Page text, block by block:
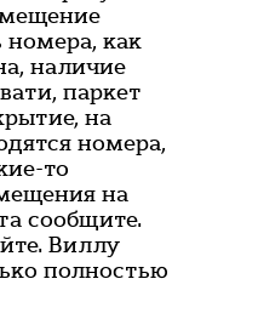
как
наличие
паркет
на
номера,
то
на
сообщите.
Виллу
полностью